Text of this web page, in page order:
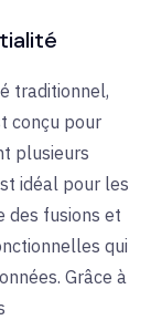
traditionnel,
conçu pour
plusieurs
idéal pour les
des fusions et
qui
Grâce à